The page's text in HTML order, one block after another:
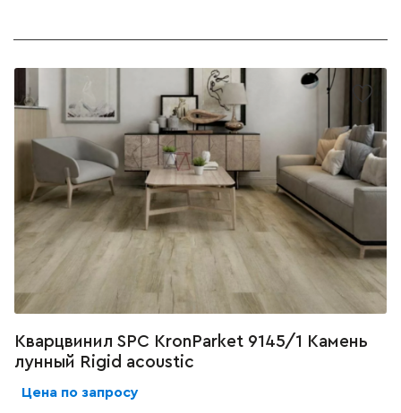
Кварцвинил SPC KronParket 9145/1 Камень
лунный Rigid acoustic
Цена по запросу